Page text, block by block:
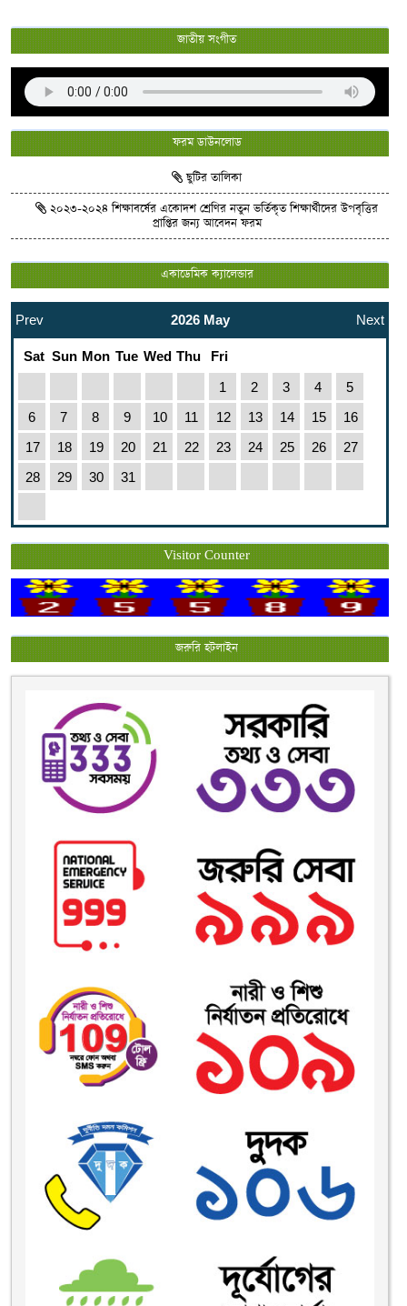
জাতীয় সংগীত
ফরম ডাউনলোড
ছুটির তালিকা
২০২৩-২০২৪ শিক্ষাবর্ষের একোদশ শ্রেণির নতুন ভর্তিকৃত শিক্ষার্থীদের উপবৃত্তির
প্রাপ্তির জন্য আবেদন ফরম
একাডেমিক ক্যালেন্ডার
Prev 2026 May Next
Sat Sun Mon Tue Wed Thu
Fri
1
2 3 4
5
6
7 8 9 10 11 12 13 14 15
16
17
18 19 20 21 22 23 24 25 26
27
28
29 30 31
Visitor Counter
জরুরি হটলাইন